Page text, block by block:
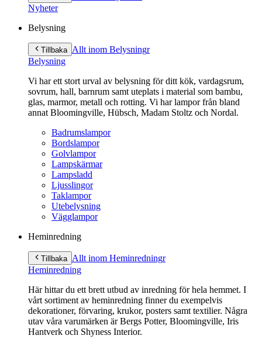
innehållNyheter
Belysning
Tillbaka Allt inom Belysningr
Belysning
Vi har ett stort urval av belysning för ditt kök, vardagsrum,
sovrum, hall, barnrum samt uteplats i material som bambu,
glas, marmor, metall och rotting. Vi har lampor från bland
annat Bloomingville, Hübsch, Madam Stoltz och Nordal.
Badrumslampor
Bordslampor
Golvlampor
Lampskärmar
Lampsladd
Ljusslingor
Taklampor
Utebelysning
Vägglampor
Heminredning
Tillbaka Allt inom Heminredningr
Heminredning
Här hittar du ett brett utbud av inredning för hela hemmet. I
vårt sortiment av heminredning finner du exempelvis
dekorationer, förvaring, krukor, posters samt textilier. Några
utav våra varumärken är Bergs Potter, Bloomingville, Iris
Hantverk och Shyness Interior.